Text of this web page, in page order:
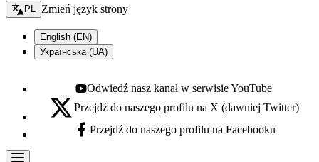
Zmień język - bieżący:
PL Zmień język strony
English (EN)
Українська (UA)
Youtube - otwiera się w nowej karcie
Odwiedź nasz kanał w serwisie YouTube
X - otwiera się w nowej karcie
Przejdź do naszego profilu na X (dawniej Twitter)
Facebook - otwiera się w nowej karcie
Przejdź do naszego profilu na Facebooku